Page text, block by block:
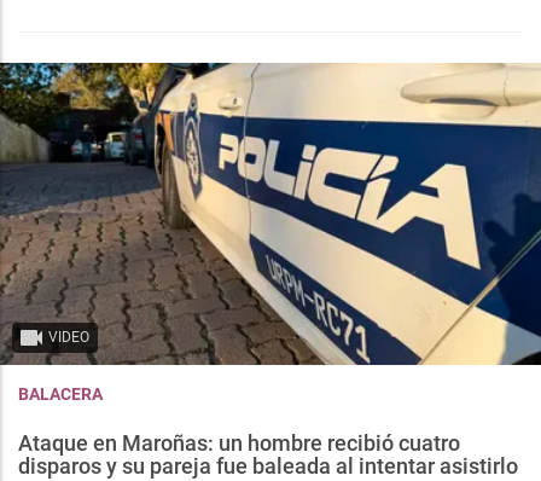
VIDEO
BALACERA
Ataque en Maroñas: un hombre recibió cuatro
disparos y su pareja fue baleada al intentar asistirlo